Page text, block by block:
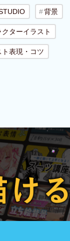
背景
ターイラスト
ト表現・コツ